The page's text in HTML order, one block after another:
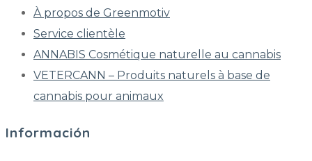
À propos de Greenmotiv
Service clientèle
ANNABIS Cosmétique naturelle au cannabis
VETERCANN – Produits naturels à base de
cannabis pour animaux
Información